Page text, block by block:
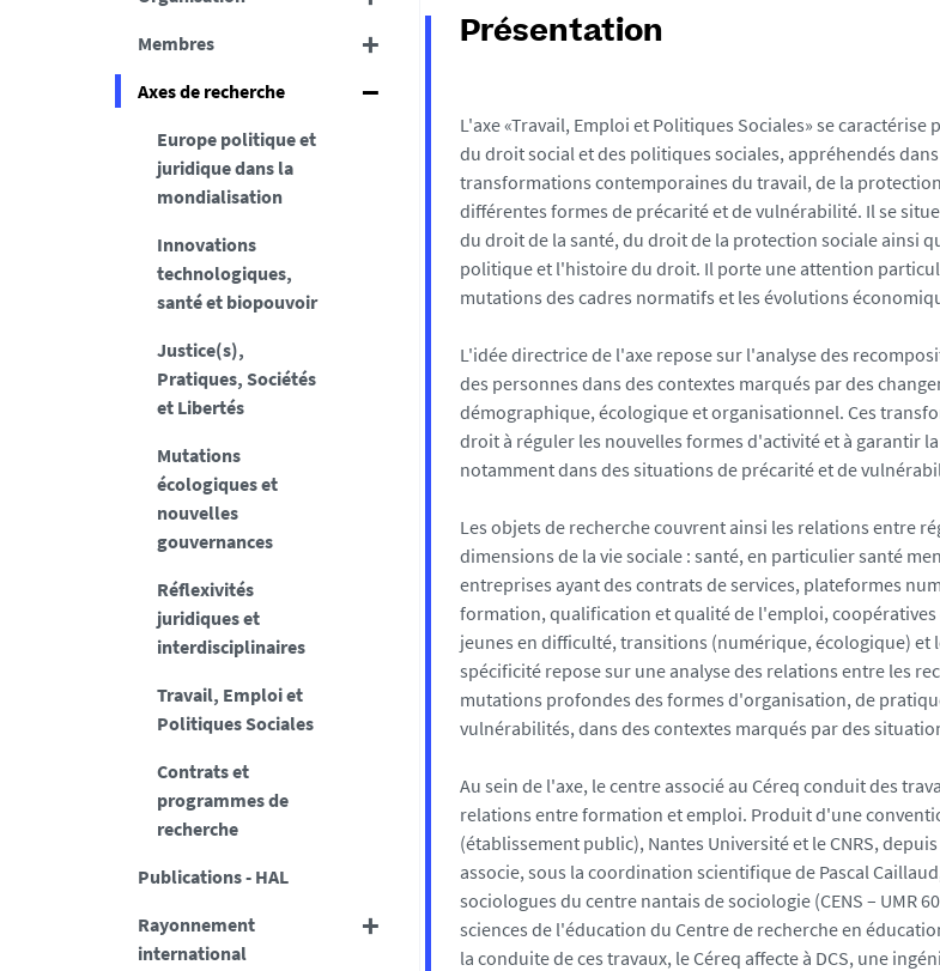
Membres
Axes de recherche
Europe politique et
juridique dans la
mondialisation
Innovations
technologiques,
santé et biopouvoir
Justice(s),
Pratiques, Sociétés
et Libertés
Mutations
écologiques et
nouvelles
gouvernances
Réflexivités
juridiques et
interdisciplinaires
Travail, Emploi et
Politiques Sociales
Contrats et
programmes de
recherche
Publications - HAL
Rayonnement
international
Présentation
L'axe «Travail, Emploi et Politiques Sociales» se
du droit social et des politiques sociales, appréhendés
transformations contemporaines du travail, de la
différentes formes de précarité et de vulnérabilité. Il se
du droit de la santé, du droit de la protection sociale ainsi
politique et l'histoire du droit. Il porte une attention
mutations des cadres normatifs et les évolutions
L'idée directrice de l'axe repose sur l'analyse des
des personnes dans des contextes marqués par des
démographique, écologique et organisationnel. Ces
droit à réguler les nouvelles formes d'activité et à garantir
notamment dans des situations de précarité et de
Les objets de recherche couvrent ainsi les relations entre
dimensions de la vie sociale : santé, en particulier santé
entreprises ayant des contrats de services, plateformes
formation, qualification et qualité de l'emploi,
jeunes en difficulté, transitions (numérique, écologique) et
spécificité repose sur une analyse des relations entre les
mutations profondes des formes d'organisation, de
vulnérabilités, dans des contextes marqués par des
Au sein de l'axe, le centre associé au Céreq conduit des
relations entre formation et emploi. Produit d'une
(établissement public), Nantes Université et le CNRS,
associe, sous la coordination scientifique de Pascal
sociologues du centre nantais de sociologie (CENS – UMR
sciences de l'éducation du Centre de recherche en
la conduite de ces travaux, le Céreq affecte à DCS, une